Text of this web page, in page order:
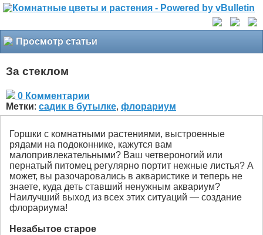
Просмотр статьи
За стеклом
0 Комментарии
Метки: садик в бутылке, флорариум
Горшки с комнатными растениями, выстроенные
рядами на подоконнике, кажутся вам
малопривлекательными? Ваш четвероногий или
пернатый питомец регулярно портит нежные листья? А
может, вы разочаровались в акваристике и теперь не
знаете, куда деть ставший ненужным аквариум?
Наилучший выход из всех этих ситуаций — создание
флорариума!
Незабытое старое